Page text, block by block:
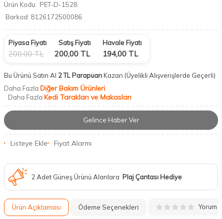
Ürün Kodu: PET-D-1528
Barkod: 8126172500086
Piyasa Fiyatı
200,00TL
Satış Fiyatı
200,00 TL
Havale Fiyatı
194,00 TL
Bu Ürünü Satın Al 2 TL ParapuanKazan (Üyelikli Alışverişlerde Geçerli)
Daha Fazla Diğer Bakım Ürünleri
Daha Fazla Kedi Tarakları ve Makasları
Gelince Haber Ver
Listeye Ekle Fiyat Alarmı
2 Adet Güneş Ürünü Alanlara Plaj Çantası Hediye
Ürün Açıklaması Ödeme Seçenekleri Yorum